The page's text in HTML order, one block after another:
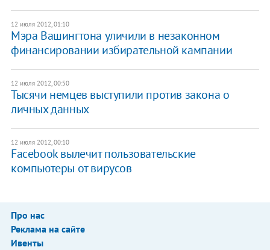
12 июля 2012, 01:10
Мэра Вашингтона уличили в незаконном
финансировании избирательной кампании
12 июля 2012, 00:50
Тысячи немцев выступили против закона о
личных данных
12 июля 2012, 00:10
Facebook вылечит пользовательские
компьютеры от вирусов
Про нас
Реклама на сайте
Ивенты